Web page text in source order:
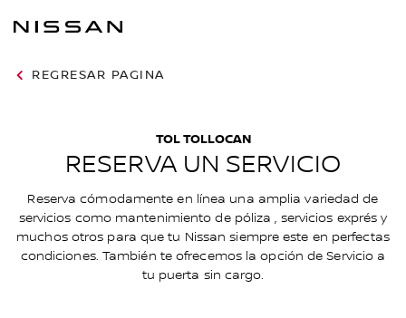
REGRESAR PAGINA
TOL TOLLOCAN
RESERVA UN SERVICIO
Reserva cómodamente en línea una amplia variedad de
servicios como mantenimiento de póliza , servicios exprés y
muchos otros para que tu Nissan siempre este en perfectas
condiciones. También te ofrecemos la opción de Servicio a
tu puerta sin cargo.